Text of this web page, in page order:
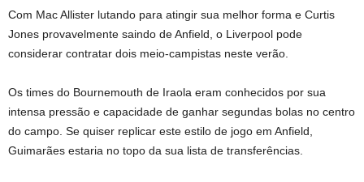
Com Mac Allister lutando para atingir sua melhor forma e Curtis
Jones provavelmente saindo de Anfield, o Liverpool pode
considerar contratar dois meio-campistas neste verão.
Os times do Bournemouth de Iraola eram conhecidos por sua
intensa pressão e capacidade de ganhar segundas bolas no centro
do campo. Se quiser replicar este estilo de jogo em Anfield,
Guimarães estaria no topo da sua lista de transferências.